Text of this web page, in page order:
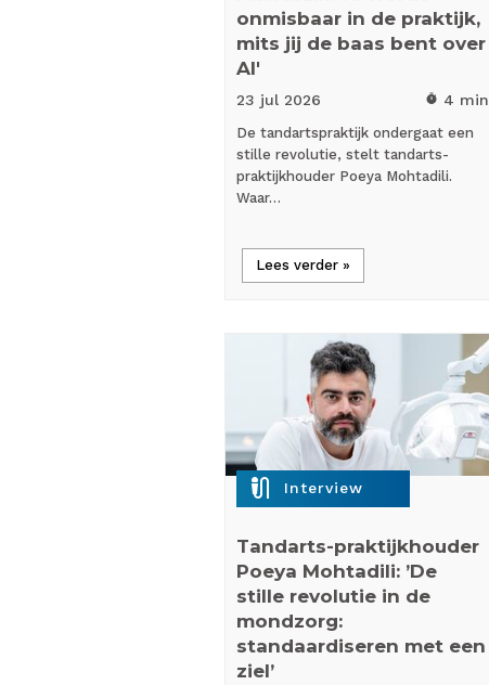
onmisbaar in de praktijk,
mits jij de baas bent over
AI'
23 jul 2026 timer 4 min
De tandartspraktijk ondergaat een
stille revolutie, stelt tandarts-
praktijkhouder Poeya Mohtadili.
Waar…
Lees verder »
mic_external_on Interview
Tandarts-praktijkhouder
Poeya Mohtadili: ’De
stille revolutie in de
mondzorg:
standaardiseren met een
ziel’